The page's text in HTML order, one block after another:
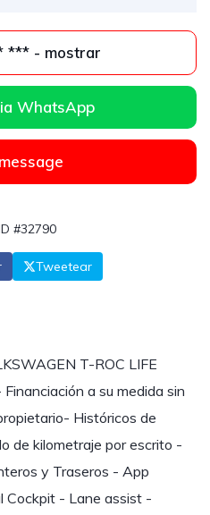
346 *** *** - mostrar
WhatsApp
#32790
Tweetear
T-ROC LIFE
a su medida sin
Históricos de
de kilometraje por escrito -
y Traseros - App
Cockpit - Lane assist -